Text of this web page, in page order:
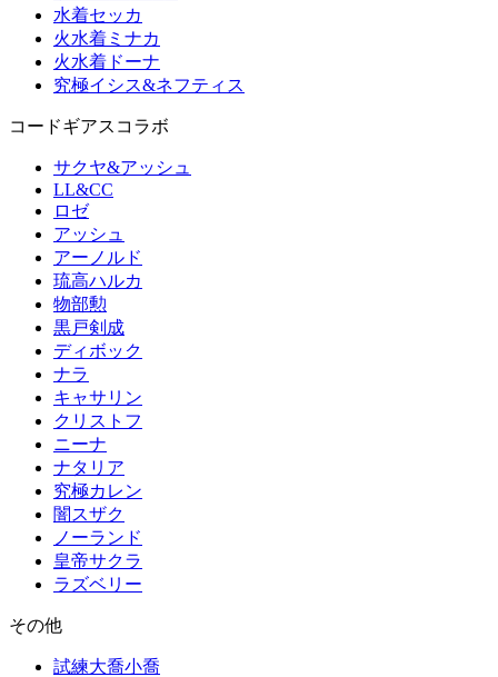
水着セッカ
火水着ミナカ
火水着ドーナ
究極イシス&ネフティス
コードギアスコラボ
サクヤ&アッシュ
LL&CC
ロゼ
アッシュ
アーノルド
琉高ハルカ
物部勲
黒戸剣成
ディボック
ナラ
キャサリン
クリストフ
ニーナ
ナタリア
究極カレン
闇スザク
ノーランド
皇帝サクラ
ラズベリー
その他
試練大喬小喬